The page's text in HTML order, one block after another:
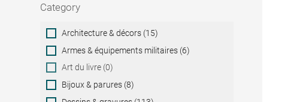
Category
Category
Architecture & décors (15)
Armes & équipements militaires (6)
Art du livre (0)
Bijoux & parures (8)